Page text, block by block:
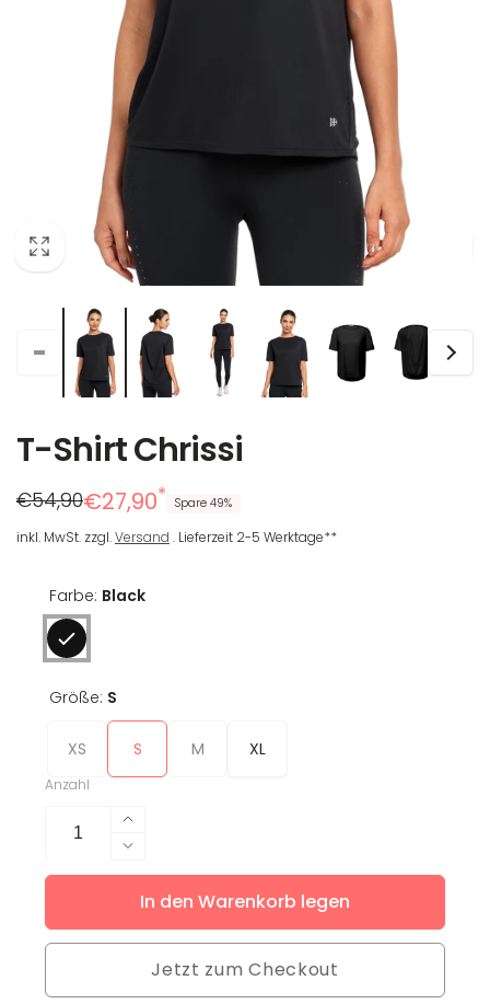
T-Shirt Chrissi
Regulärer
Preis
€54,90
Reduzierter
Preis
€27,90* Spare 49%
inkl. MwSt. zzgl.Versand . Lieferzeit 2-5 Werktage**
Farbe: Black
Größe: S
XS S M XL
Anzahl
Erhöhe
die
Menge
für
Shirt
Chrissi
Verringere
die
Menge
für
T-
Shirt
Chrissi
In den Warenkorb legen
Jetzt zum Checkout